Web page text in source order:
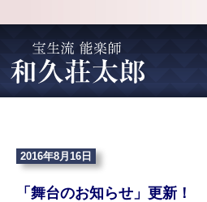
2016年8月16日
「舞台のお知らせ」更新！